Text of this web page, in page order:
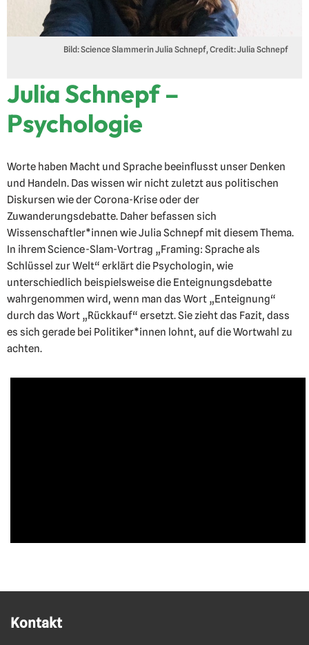
Bild: Science Slammerin Julia Schnepf, Credit: Julia Schnepf
Julia Schnepf –
Psychologie
Worte haben Macht und Sprache beeinflusst unser Denken
und Handeln. Das wissen wir nicht zuletzt aus politischen
Diskursen wie der Corona-Krise oder der
Zuwanderungsdebatte. Daher befassen sich
Wissenschaftler*innen wie Julia Schnepf mit diesem Thema.
In ihrem Science-Slam-Vortrag „Framing: Sprache als
Schlüssel zur Welt“ erklärt die Psychologin, wie
unterschiedlich beispielsweise die Enteignungsdebatte
wahrgenommen wird, wenn man das Wort „Enteignung“
durch das Wort „Rückkauf“ ersetzt. Sie zieht das Fazit, dass
es sich gerade bei Politiker*innen lohnt, auf die Wortwahl zu
achten.
Kontakt